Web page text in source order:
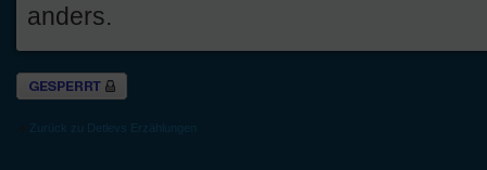
anders.
Thema gesperrt
Zurück zu Detlevs Erzählungen